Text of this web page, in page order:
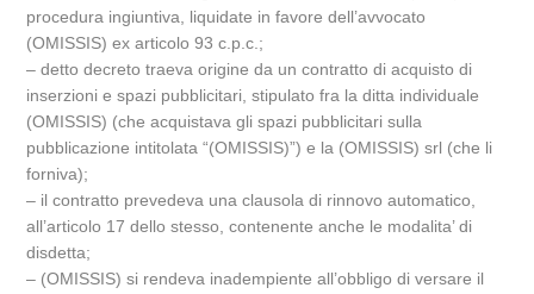
procedura ingiuntiva, liquidate in favore dell’avvocato
(OMISSIS) ex articolo 93 c.p.c.;
– detto decreto traeva origine da un contratto di acquisto di
inserzioni e spazi pubblicitari, stipulato fra la ditta individuale
(OMISSIS) (che acquistava gli spazi pubblicitari sulla
pubblicazione intitolata “(OMISSIS)”) e la (OMISSIS) srl (che li
forniva);
– il contratto prevedeva una clausola di rinnovo automatico,
all’articolo 17 dello stesso, contenente anche le modalita’ di
disdetta;
– (OMISSIS) si rendeva inadempiente all’obbligo di versare il